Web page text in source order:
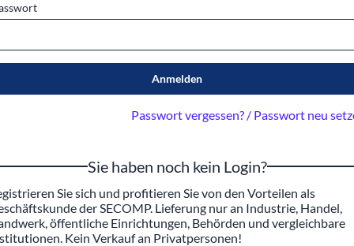
Anmelden
Passwort vergessen? / Passwort neu
Sie haben noch kein Login?
Sie sich und profitieren Sie von den Vorteilen als
der SECOMP. Lieferung nur an Industrie, Handel,
öffentliche Einrichtungen, Behörden und vergleichbare
Kein Verkauf an Privatpersonen!